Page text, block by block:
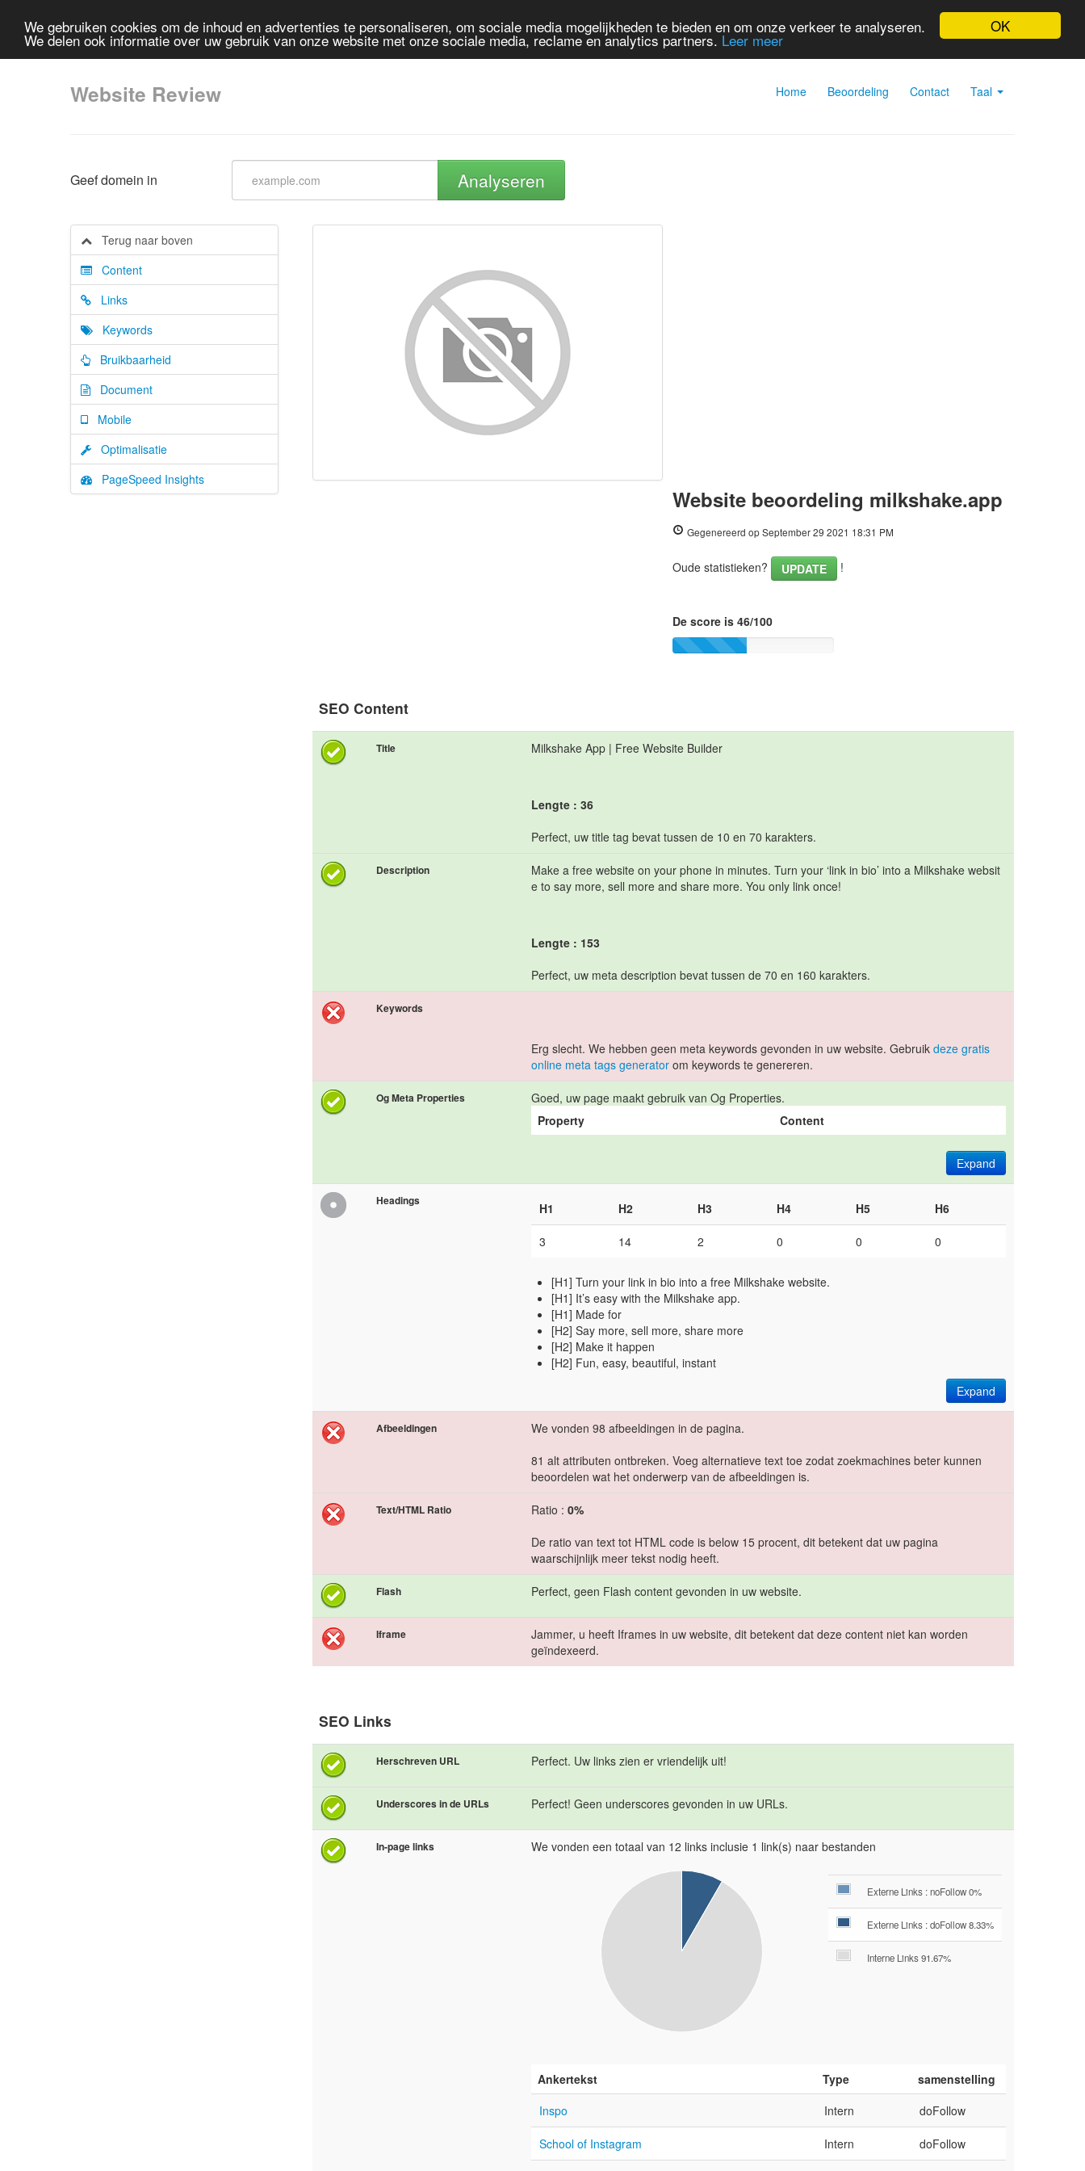
OK
We gebruiken cookies om de inhoud en advertenties te personaliseren, om sociale media mogelijkheden te bieden en om onze verkeer te analyseren.
We delen ook informatie over uw gebruik van onze website met onze sociale media, reclame en analytics partners. Leer meer
Home Beoordeling Contact Taal
Website Review
Geef domein in Analyseren
Terug naar boven
Content
Links
Keywords
Bruikbaarheid
Document
Mobile
Optimalisatie
PageSpeed Insights
Website beoordeling milkshake.app
Gegenereerd op September 29 2021 18:31 PM
Oude statistieken? UPDATE !
De score is 46/100
SEO Content
Title Milkshake App | Free Website Builder
Lengte : 36
Perfect, uw title tag bevat tussen de 10 en 70 karakters.
Description
Make a free website on your phone in minutes. Turn your ‘link in bio’ into a Milkshake websit
e to say more, sell more and share more. You only link once!
Lengte : 153
Perfect, uw meta description bevat tussen de 70 en 160 karakters.
Keywords
Erg slecht. We hebben geen meta keywords gevonden in uw website. Gebruik deze gratis
online meta tags generator om keywords te genereren.
Og Meta Properties
Goed, uw page maakt gebruik van Og Properties.
Property
Content
Expand
Headings H1 H2 H3 H4 H5 H6
3 14 2 0 0 0
[H1] Turn your link in bio into a free Milkshake website.
[H1] It’s easy with the Milkshake app.
[H1] Made for
[H2] Say more, sell more, share more
[H2] Make it happen
[H2] Fun, easy, beautiful, instant
Expand
Afbeeldingen
We vonden 98 afbeeldingen in de pagina.
81 alt attributen ontbreken. Voeg alternatieve text toe zodat zoekmachines beter kunnen
beoordelen wat het onderwerp van de afbeeldingen is.
Text/HTML Ratio Ratio : 0%
De ratio van text tot HTML code is below 15 procent, dit betekent dat uw pagina
waarschijnlijk meer tekst nodig heeft.
Flash Perfect, geen Flash content gevonden in uw website.
Iframe
Jammer, u heeft Iframes in uw website, dit betekent dat deze content niet kan worden
geïndexeerd.
SEO Links
Herschreven URL Perfect. Uw links zien er vriendelijk uit!
Underscores in de URLs Perfect! Geen underscores gevonden in uw URLs.
In-page links We vonden een totaal van 12 links inclusie 1 link(s) naar bestanden
Externe Links : noFollow 0%
Externe Links : doFollow 8.33%
Interne Links 91.67%
Ankertekst Type
samenstelling
Inspo
Intern doFollow
School of Instagram Intern doFollow